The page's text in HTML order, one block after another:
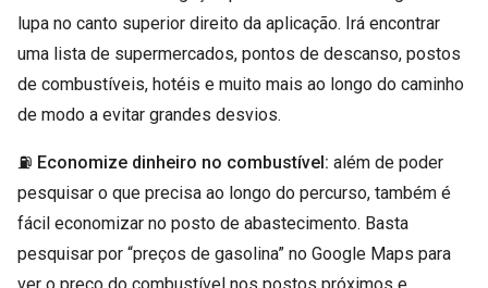
lupa no canto superior direito da aplicação. Irá encontrar
uma lista de supermercados, pontos de descanso, postos
de combustíveis, hotéis e muito mais ao longo do caminho
de modo a evitar grandes desvios.
⛽ Economize dinheiro no combustível: além de poder
pesquisar o que precisa ao longo do percurso, também é
fácil economizar no posto de abastecimento. Basta
pesquisar por “preços de gasolina” no Google Maps para